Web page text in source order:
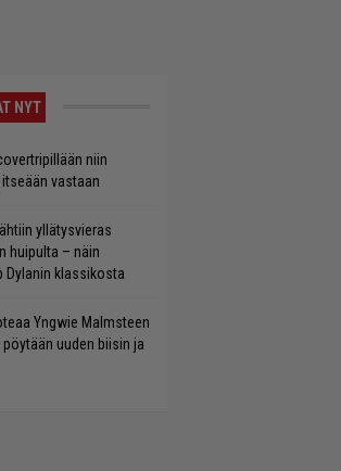
NYT
niin
vastaan
yllätysvieras
huipulta – näin
Dylanin klassikosta
Yngwie Malmsteen
uuden biisin ja